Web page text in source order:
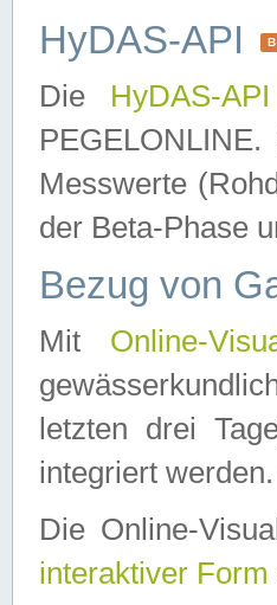
HyDAS-API
Die HyDAS-API
Messwerte
der Beta-Phase
Bezug von
Mit Online-
letzten drei
integriert
Die Online-
interaktiver Form